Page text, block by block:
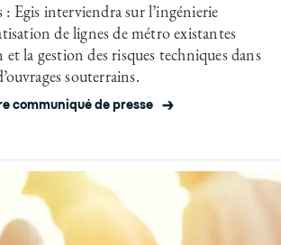
Egis interviendra sur l’ingénierie
de lignes de métro existantes
la gestion des risques techniques dans
souterrains.
communiqué de presse